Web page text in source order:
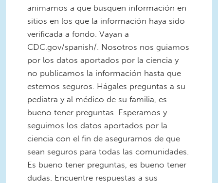
animamos a que busquen información en
sitios en los que la información haya sido
verificada a fondo. Vayan a
CDC.gov/spanish/. Nosotros nos guiamos
por los datos aportados por la ciencia y
no publicamos la información hasta que
estemos seguros. Hágales preguntas a su
pediatra y al médico de su familia, es
bueno tener preguntas. Esperamos y
seguimos los datos aportados por la
ciencia con el fin de asegurarnos de que
sean seguros para todas las comunidades.
Es bueno tener preguntas, es bueno tener
dudas. Encuentre respuestas a sus